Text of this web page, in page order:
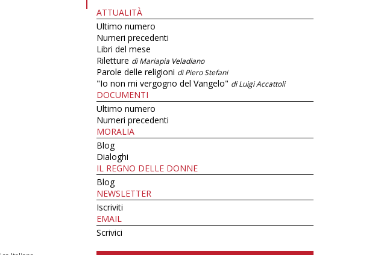
ATTUALITÀ
Ultimo numero
Numeri precedenti
Libri del mese
Riletture di Mariapia Veladiano
Parole delle religioni di Piero Stefani
"Io non mi vergogno del Vangelo" di Luigi Accattoli
DOCUMENTI
Ultimo numero
Numeri precedenti
MORALIA
Blog
Dialoghi
IL REGNO DELLE DONNE
Blog
NEWSLETTER
Iscriviti
EMAIL
Scrivici